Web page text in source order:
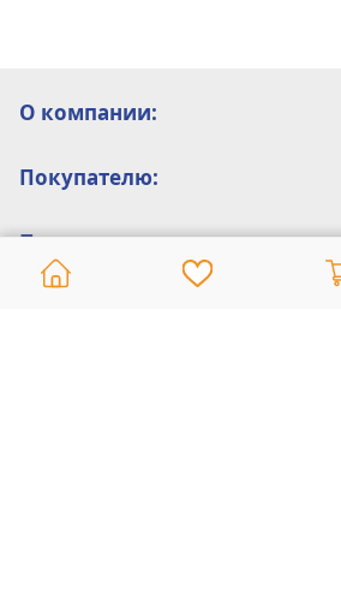
О компании:
Покупателю:
Помощь: